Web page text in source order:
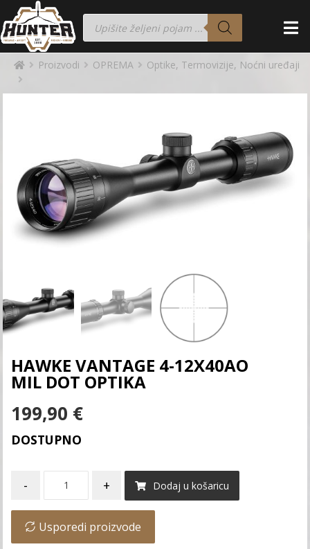
Proizvodi OPREMA Optike, Termovizije, Noćni uređaji
HAWKE VANTAGE 4-12X40AO
MIL DOT OPTIKA
199,90 €
DOSTUPNO
- + Dodaj u košaricu
Usporedi proizvode